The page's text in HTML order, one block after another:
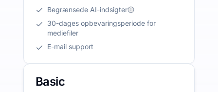
Begrænsede AI-indsigter
30-dages opbevaringsperiode for
mediefiler
E-mail support
Basic